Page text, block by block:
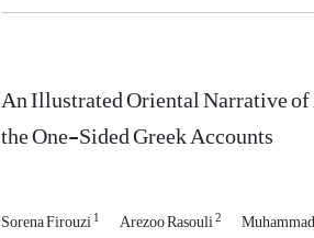
An Illustrated Oriental Narrative
the One-Sided Greek Accounts
Sorena Firouzi1 Arezoo Rasouli2